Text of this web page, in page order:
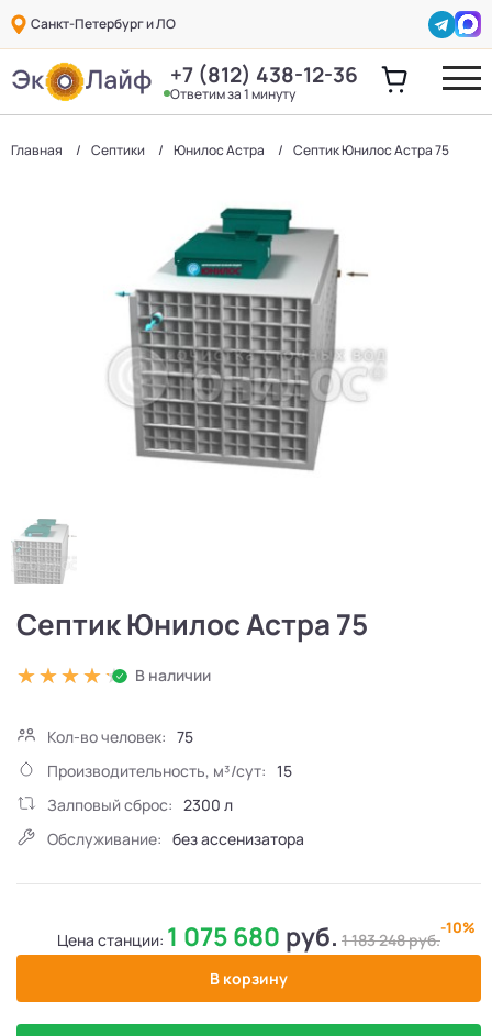
Санкт-Петербург и ЛО
+7 (812) 438-12-36
Ответим за 1 минуту
Главная Септики Юнилос Астра Септик Юнилос Астра 75
Септик Юнилос Астра 75
В наличии
Кол-во человек: 75
Производительность, м³/сут: 15
Залповый сброс: 2300 л
Обслуживание: без ассенизатора
Цена станции: 1 075 680 руб. 1 183 248руб.
-10%
В корзину